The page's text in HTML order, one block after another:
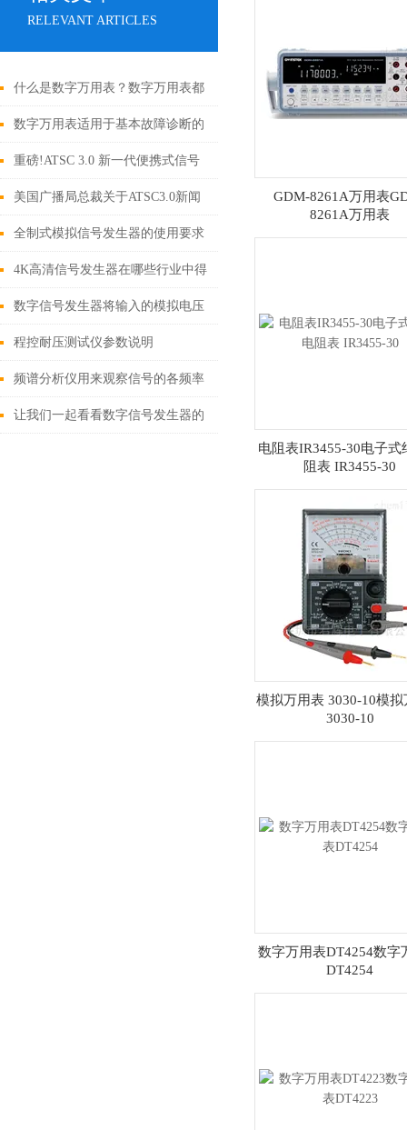
RELEVANT ARTICLES
什么是数字万用表？数字万用表都
能测量哪些参数？
数字万用表适用于基本故障诊断的
便携式装置
重磅!ATSC 3.0 新一代便携式信号
发生器 _调制卡_播发卡
美国广播局总裁关于ATSC3.0新闻
语录
全制式模拟信号发生器的使用要求
4K高清信号发生器在哪些行业中得
到应用？
数字信号发生器将输入的模拟电压
或电流转换为相应的数字电平
程控耐压测试仪参数说明
频谱分析仪用来观察信号的各频率
下的能量分布
让我们一起看看数字信号发生器的
GDM-8261A万用表
8261A万用表
电阻表IR3455-30电子式
阻表 IR3455-30
模拟万用表 3030-10模拟
3030-10
数字万用表DT4254数字
DT4254